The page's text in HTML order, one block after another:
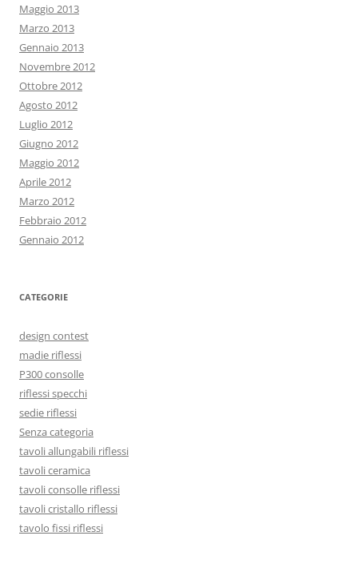
Maggio 2013
Marzo 2013
Gennaio 2013
Novembre 2012
Ottobre 2012
Agosto 2012
Luglio 2012
Giugno 2012
Maggio 2012
Aprile 2012
Marzo 2012
Febbraio 2012
Gennaio 2012
CATEGORIE
design contest
madie riflessi
P300 consolle
riflessi specchi
sedie riflessi
Senza categoria
tavoli allungabili riflessi
tavoli ceramica
tavoli consolle riflessi
tavoli cristallo riflessi
tavolo fissi riflessi